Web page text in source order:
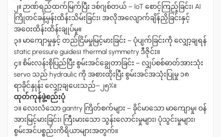
၂။ ဉာဏ်ရည်ထက်မြက်ပြီး ဒစ်ဂျစ်တယ် – IoT စောင့်ကြည့်ခြင်း၊ AI
ကြိုတင်ခန့်မှန်းထိန်းသိမ်းခြင်း၊ အလိုအလျောက်ချိန်ညှိခြင်းနှင့်
အဝေးထိန်းထိန်းချုပ်မှု။
၃။ မာကျောမှုနှင့် တည်ငြိမ်မှုမြင့်မားခြင်း – ပုံပျက်ခြင်းကို လျှော့ချရန်
static pressure guides၊ thermal symmetry ဒီဇိုင်း။
၄။ စိမ်းလန်းစိုပြည်ပြီး စွမ်းအင်ချွေတာခြင်း – လျှပ်စစ်ဓာတ်အားသုံး
servo သည် hydraulic ကို အစားထိုးပြီး စွမ်းအင်အသုံးပြုမှု ၁၈
ရာခိုင်နှုန်း လျှော့ချပေးသည်– ၂၅%။
ထုတ်ကုန်ဖွဲ့စည်းပုံ
၁။ လေးလံသော gantry ကြိတ်စက်များ – ခိုင်မာသော မာကျောမှု၊ ဝန်
အားမြင့်မားခြင်း၊ ကြီးမားသော သွန်းလောင်းမှုများ၊ ပုံသွင်းမှုများ၊
စွမ်းအင်ပစ္စည်းကိရိယာများအတွက်။